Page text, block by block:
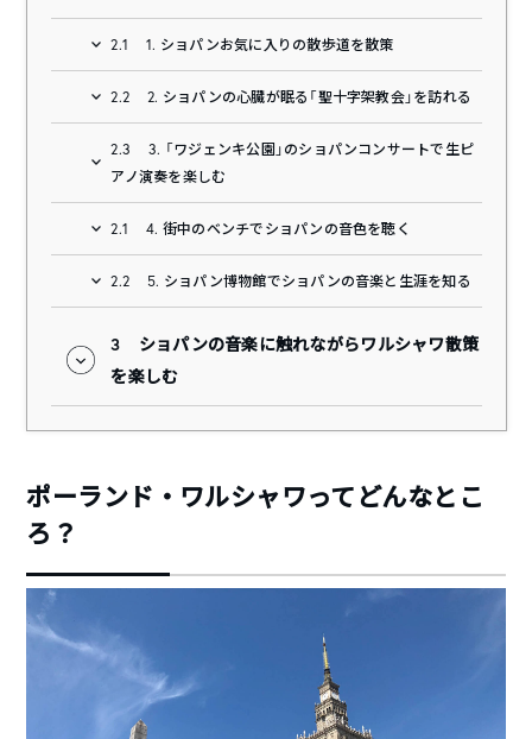
2.1 1. ショパンお気に入りの散歩道を散策
2.2 2. ショパンの心臓が眠る「聖十字架教会」を訪れる
2.3
3. 「ワジェンキ公園」のショパンコンサートで生ピ
アノ演奏を楽しむ
2.1 4. 街中のベンチでショパンの音色を聴く
2.2 5. ショパン博物館でショパンの音楽と生涯を知る
3
ショパンの音楽に触れながらワルシャワ散策
を楽しむ
ポーランド・ワルシャワってどんなとこ
ろ？